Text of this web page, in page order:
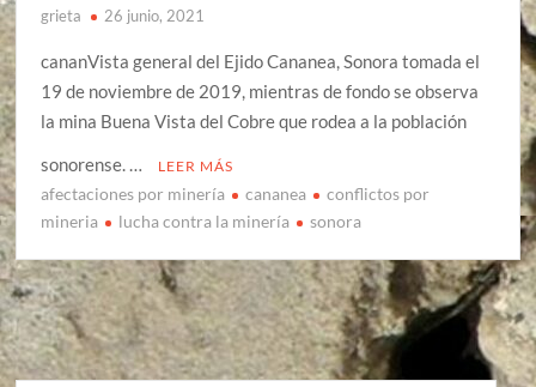
grieta 26 junio, 2021
cananVista general del Ejido Cananea, Sonora tomada el
19 de noviembre de 2019, mientras de fondo se observa
la mina Buena Vista del Cobre que rodea a la población
sonorense. …
LEER MÁS
afectaciones por minería cananea
conflictos por
mineria
lucha contra la minería sonora